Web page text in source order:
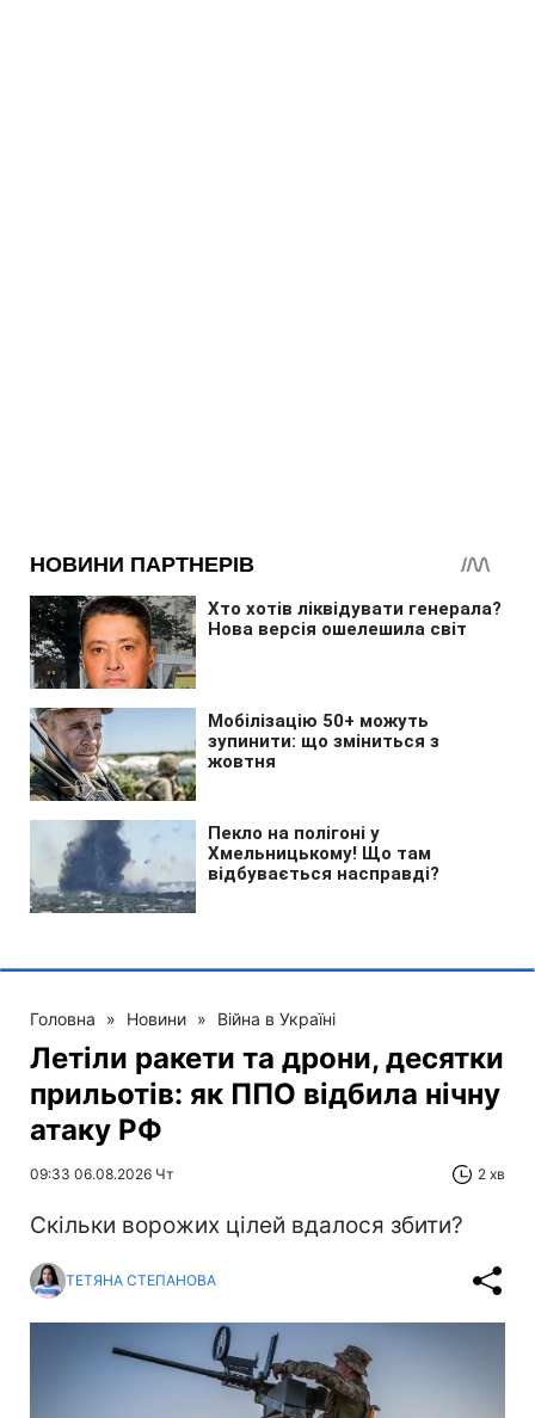
Головна » Новини » Війна в Україні
Летіли ракети та дрони, десятки
прильотів: як ППО відбила нічну
атаку РФ
09:33 06.08.2026 Чт 2 хв
Скільки ворожих цілей вдалося збити?
ТЕТЯНА СТЕПАНОВА